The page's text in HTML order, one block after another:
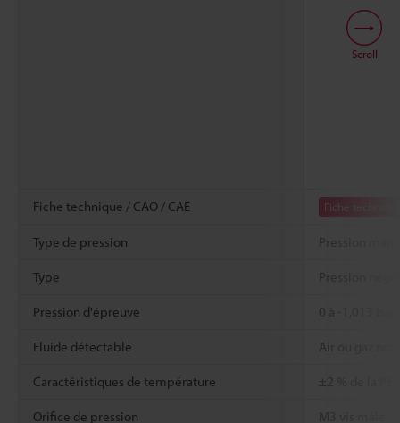
Fiche technique / CAO / CAE Fiche
Type de pression Pression
Type Pression
Pression d'épreuve 0 à -1,013 bar
Fluide détectable Air ou gaz
Caractéristiques de température ±2 % de la
Orifice de pression M3 vis mâle
Scroll